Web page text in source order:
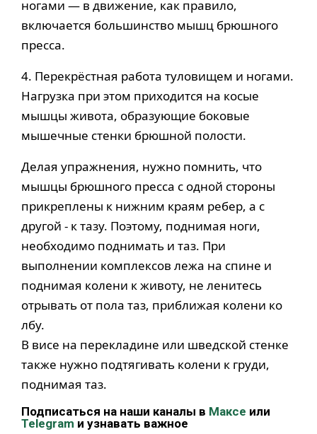
ногами — в движение, как правило,
включается большинство мышц брюшного
пресса.
4. Перекрёстная работа туловищем и ногами.
Нагрузка при этом приходится на косые
мышцы живота, образующие боковые
мышечные стенки брюшной полости.
Делая упражнения, нужно помнить, что
мышцы брюшного пресса с одной стороны
прикреплены к нижним краям ребер, а с
другой - к тазу. Поэтому, поднимая ноги,
необходимо поднимать и таз. При
выполнении комплексов лежа на спине и
поднимая колени к животу, не ленитесь
отрывать от пола таз, приближая колени ко
лбу.
В висе на перекладине или шведской стенке
также нужно подтягивать колени к груди,
поднимая таз.
Подписаться на наши каналы в Максе или
Telegram и узнавать важное